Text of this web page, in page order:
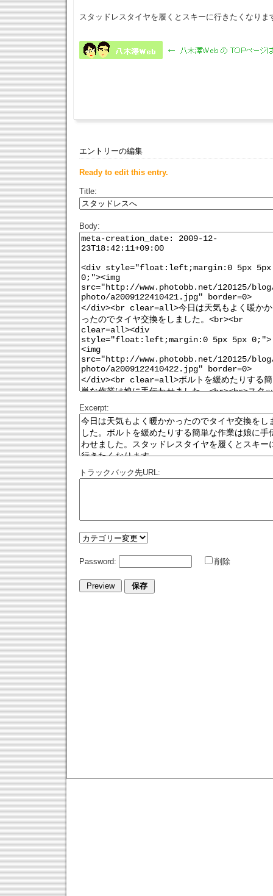
スタッドレスタイヤを履くとスキーに行きたくなりま
エントリーの編集
Ready to edit this entry.
Title:
Body:
Excerpt:
トラックバック先URL:
Password: 削除